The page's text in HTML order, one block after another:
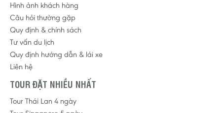
Hình ảnh khách hàng
Câu hỏi thường gặp
Quy định & chính sách
Tư vấn du lịch
Quy định hướng dẫn & lái xe
Liên hệ
TOUR ĐẶT NHIỀU NHẤT
Tour Thái Lan 4 ngày